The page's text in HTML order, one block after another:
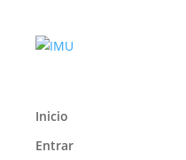
Inicio
Entrar